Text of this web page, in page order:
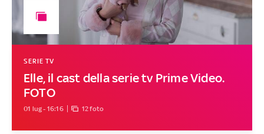
Elle, il cast della serie tv Prime Video.
FOTO
SERIE TV
01 lug - 16:16 12 foto